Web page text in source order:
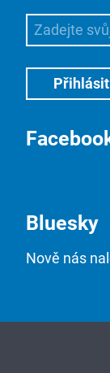
Bluesky
Nově nás